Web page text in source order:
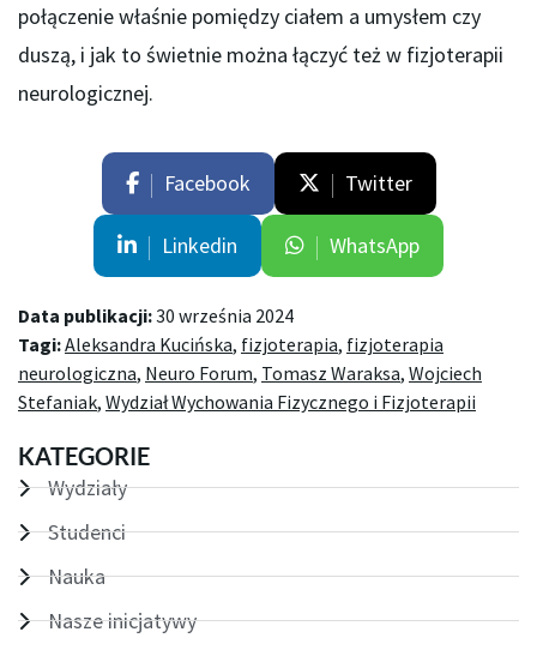
połączenie właśnie pomiędzy ciałem a umysłem czy
duszą, i jak to świetnie można łączyć też w fizjoterapii
neurologicznej.
Facebook Twitter
Linkedin WhatsApp
Data publikacji:30 września 2024
Tagi:Aleksandra Kucińska, fizjoterapia, fizjoterapia
neurologiczna, Neuro Forum, Tomasz Waraksa, Wojciech
Stefaniak, Wydział Wychowania Fizycznego i Fizjoterapii
KATEGORIE
Wydziały
Studenci
Nauka
Nasze inicjatywy